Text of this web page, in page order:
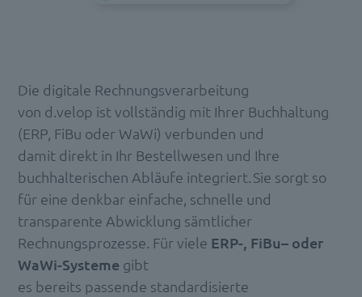
Die digitale Rechnungsverarbeitung
von d.velop istvollständig mit Ihrer Buchhaltung
(ERP, FiBu oder WaWi) verbunden und
damit direkt in Ihr Bestellwesen und Ihre
buchhalterischen Abläufe integriert.Sie sorgt so
für eine denkbar einfache, schnelle und
transparente Abwicklung sämtlicher
Rechnungsprozesse. Für viele ERP-, FiBu– oder
WaWi-Systeme gibt
es bereits passende standardisierte